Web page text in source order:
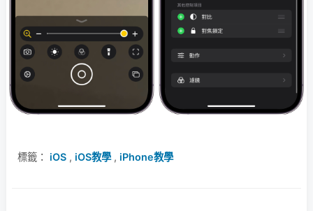
標籤： iOS , iOS教學, iPhone教學